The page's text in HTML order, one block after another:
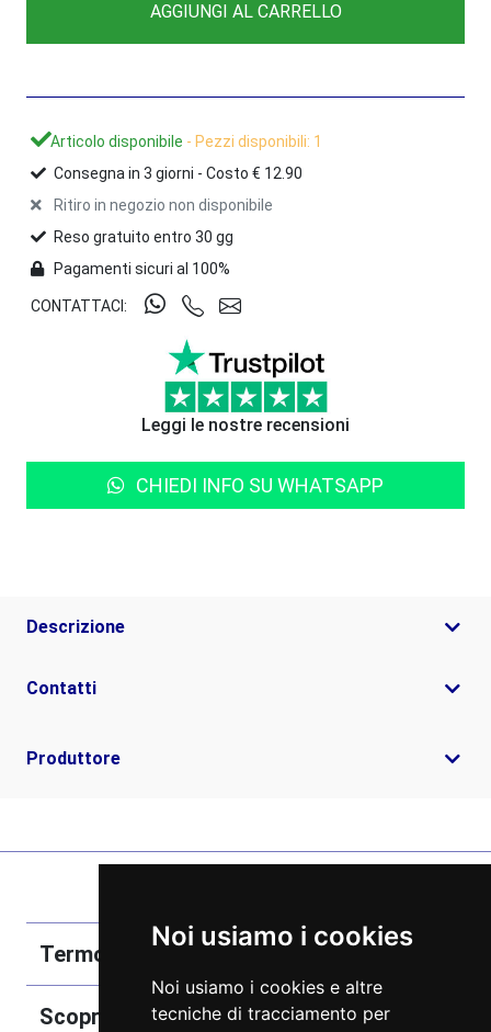
Noi usiamo i cookies
Noi usiamo i cookies e altre
tecniche di tracciamento per
AGGIUNGI AL CARRELLO
Articolo disponibile - Pezzi disponibili: 1
Consegna in 3 giorni - Costo € 12.90
Ritiro in negozio non disponibile
Reso gratuito entro 30 gg
Pagamenti sicuri al 100%
CONTATTACI:
Leggi le nostre recensioni
CHIEDI INFO SU WHATSAPP
Descrizione
Contatti
Produttore
Termobozzo Srl
Scoprici